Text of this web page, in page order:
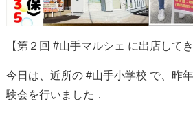
【第２回 #山手マルシェ に出店してき
今日は、近所の #山手小学校 で、昨
験会を行いました．